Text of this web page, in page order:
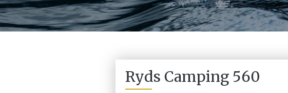
Ryds Camping 560